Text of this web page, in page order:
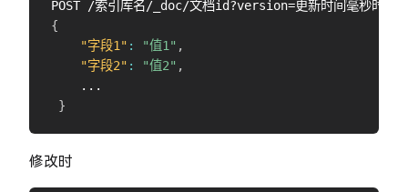
{
"字段1" : "值1" ,
"字段2" : "值2" ,
    ...
}
修改时